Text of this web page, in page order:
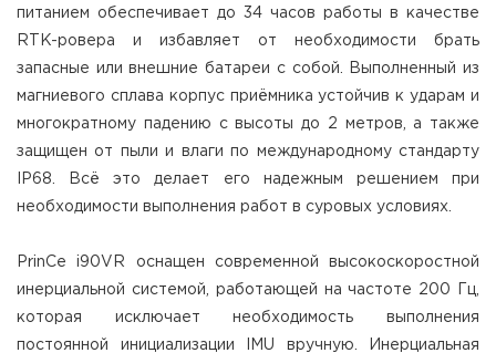
питанием обеспечивает до 34 часов работы в качестве
RTK-ровера и избавляет от необходимости брать
запасные или внешние батареи с собой. Выполненный из
магниевого сплава корпус приёмника устойчив к ударам и
многократному падению с высоты до 2 метров, а также
защищен от пыли и влаги по международному стандарту
IP68. Всё это делает его надежным решением при
необходимости выполнения работ в суровых условиях.
PrinCe i90VR оснащен современной высокоскоростной
инерциальной системой, работающей на частоте 200 Гц,
которая исключает необходимость выполнения
постоянной инициализации IMU вручную. Инерциальная